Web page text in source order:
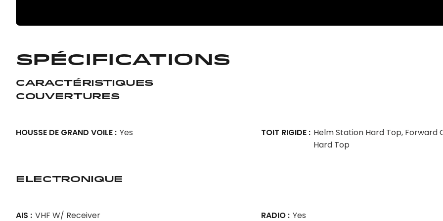
Spécifications
Caractéristiques
Couvertures
HOUSSE DE GRAND VOILE Yes TOIT RIGIDE
Helm Station Hard Top, Forward
Hard Top
Electronique
AIS VHF W/ Receiver RADIO Yes